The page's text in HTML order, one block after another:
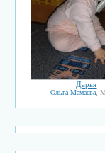
Дарья
Ольга Мамаева,